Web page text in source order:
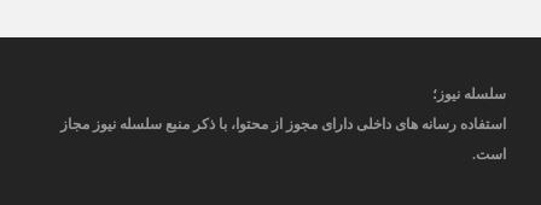
سلسله نیوز؛
استفاده رسانه های داخلی دارای مجوز از محتوا، با ذکر منبع سلسله نیوز مجاز
است.